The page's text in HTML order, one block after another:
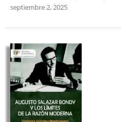
septiembre 2, 2025